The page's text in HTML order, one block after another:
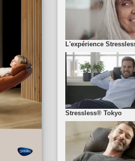
L'expérience
Stressless® Tokyo